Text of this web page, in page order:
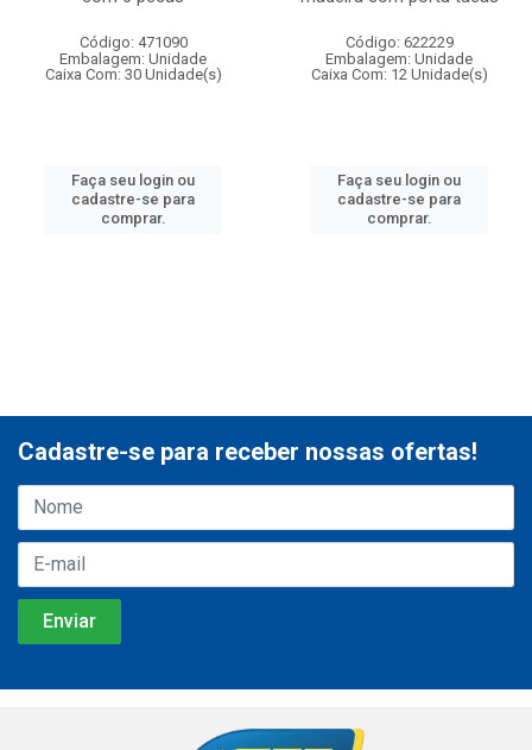
Código: 471090
Embalagem: Unidade
Caixa Com: 30 Unidade(s)
Faça seu login ou
cadastre-se para
comprar.
Código: 622229
Embalagem: Unidade
Caixa Com: 12 Unidade(s)
Faça seu login ou
cadastre-se para
comprar.
Cadastre-se para receber nossas ofertas!